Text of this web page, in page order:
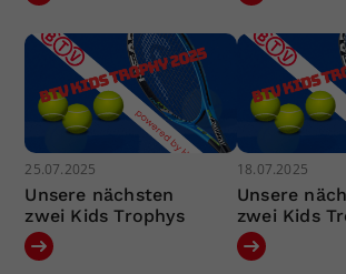
25.07.2025
Unsere nächsten
zwei Kids Trophys
18.07.2025
Unsere
zwei Kids